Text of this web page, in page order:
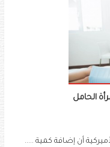
الحامل
أن إضافة كمية .....